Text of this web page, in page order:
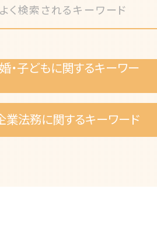
よく検索されるキーワード
・子どもに関するキーワー
慰謝料 相場
停 費用
業法務に関するキーワード